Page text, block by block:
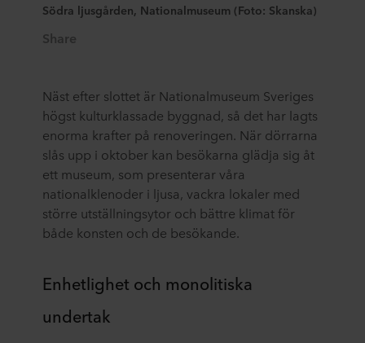
Södra ljusgården, Nationalmuseum (Foto: Skanska)
Share
Näst efter slottet är Nationalmuseum Sveriges
högst kulturklassade byggnad, så det har lagts
enorma krafter på renoveringen. När dörrarna
slås upp i oktober kan besökarna glädja sig åt
ett museum, som presenterar våra
nationalklenoder i ljusa, vackra lokaler med
större utställningsytor och bättre klimat för
både konsten och de besökande.
Enhetlighet och monolitiska
undertak